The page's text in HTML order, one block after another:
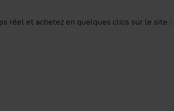
réel et achetez en quelques clics sur le site :